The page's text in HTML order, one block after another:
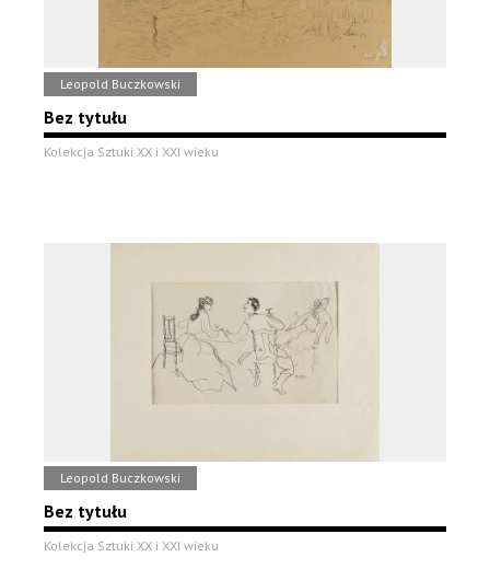
Leopold Buczkowski
Bez tytułu
Kolekcja Sztuki XX i XXI wieku
Leopold Buczkowski
Bez tytułu
Kolekcja Sztuki XX i XXI wieku